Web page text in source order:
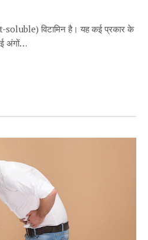
विटामिन है। यह कई प्रकार के
अंगों…